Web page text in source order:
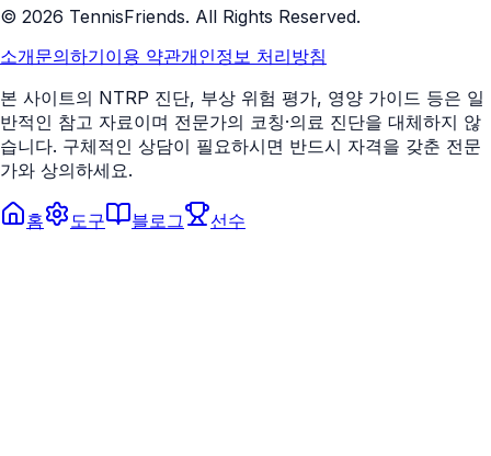
© 2026 TennisFriends. All Rights Reserved.
소개문의하기이용 약관개인정보 처리방침
본 사이트의 NTRP 진단, 부상 위험 평가, 영양 가이드 등은 일
반적인 참고 자료이며 전문가의 코칭·의료 진단을 대체하지 않
습니다. 구체적인 상담이 필요하시면 반드시 자격을 갖춘 전문
가와 상의하세요.
홈 도구 블로그 선수